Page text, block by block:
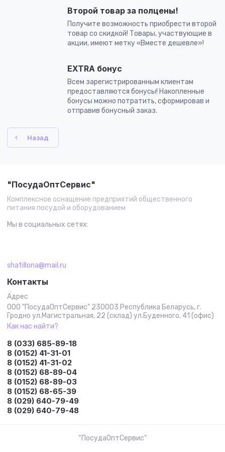
Второй товар за полцены!
Получите возможность приобрести второй
товар со скидкой! Товары, участвующие в
акции, имеют метку «Вместе дешевле»!
EXTRA бонус
Всем зарегистрированным клиентам
предоставляются бонусы! Накопленные
бонусы можно потратить, сформировав и
отправив бонусный заказ.
Назад
"ПосудаОптСервис"
Комплексное оснащение предприятий общественного
питания посудой и оборудованием
Мы в социальных сетях:
shatillona@mail.ru
Контакты
Адрес
ООО "ПосудаОптСервис" 230003 Республика Беларусь, г.
Гродно ул.Магистральная, 22 (склад) ул.Буденного, 41 (офис)
Как нас найти?
8 (033) 685-89-18
8 (0152) 41-31-01
8 (0152) 41-31-02
8 (0152) 68-89-04
8 (0152) 68-89-03
8 (0152) 68-65-39
8 (029) 640-79-49
8 (029) 640-79-48
“ПосудаОптСервис”